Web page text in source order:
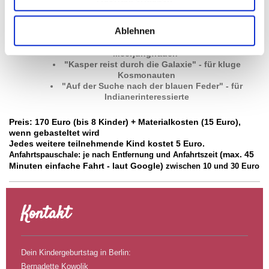
Ablehnen
abenteuerlustige Piraten
Feuerwehrbegeisterte
"Leila rettet das Meer" - für engagierte
Meerjungfrauen
"Kasper reist durch die Galaxie" - für kluge
Kosmonauten
"Auf der Suche nach der blauen Feder" - für
Indianerinteressierte
Preis: 170 Euro (bis 8 Kinder) + Materialkosten (15 Euro),
wenn gebasteltet wird
Jedes weitere teilnehmende Kind kostet 5 Euro.
Anfahrtspauschale: je nach Entfernung und Anfahrtszeit (max. 45
Minuten einfache Fahrt - laut Google) zwischen 10 und 30 Euro
Kontakt
Dein Kindergeburtstag in Berlin:
Bernadette Kowolik